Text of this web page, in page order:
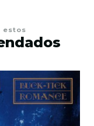
estos